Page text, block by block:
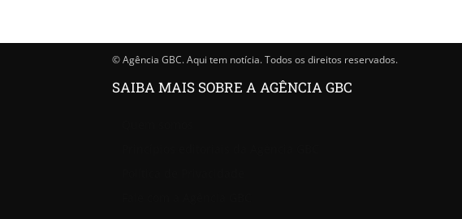
© Agência GBC. Aqui tem notícia. Todos os direitos reservados.
SAIBA MAIS SOBRE A AGÊNCIA GBC